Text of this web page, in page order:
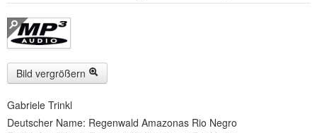
SCHWEIZ(16)
Buckelwiesen und Karwendelgebirge
Serie ENTSPANNUNG NATUR
SOFORT HERUNTERLADEN
Bild vergrößern
Gabriele Trinkl
Deutscher Name: Regenwald Amazonas Rio Negro